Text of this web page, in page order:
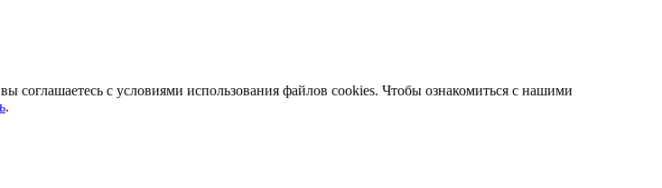
с условиями использования файлов cookies. Чтобы ознакомиться с нашими
.